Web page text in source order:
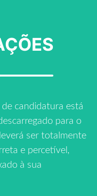
candidatura está
para o
ser totalmente
e percetível,
à sua